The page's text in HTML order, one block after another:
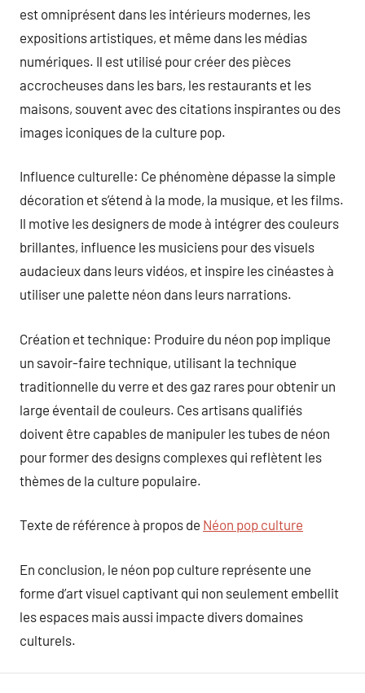
est omniprésent dans les intérieurs modernes, les
expositions artistiques, et même dans les médias
numériques. Il est utilisé pour créer des pièces
accrocheuses dans les bars, les restaurants et les
maisons, souvent avec des citations inspirantes ou des
images iconiques de la culture pop.
Influence culturelle: Ce phénomène dépasse la simple
décoration et s’étend à la mode, la musique, et les films.
Il motive les designers de mode à intégrer des couleurs
brillantes, influence les musiciens pour des visuels
audacieux dans leurs vidéos, et inspire les cinéastes à
utiliser une palette néon dans leurs narrations.
Création et technique: Produire du néon pop implique
un savoir-faire technique, utilisant la technique
traditionnelle du verre et des gaz rares pour obtenir un
large éventail de couleurs. Ces artisans qualifiés
doivent être capables de manipuler les tubes de néon
pour former des designs complexes qui reflètent les
thèmes de la culture populaire.
Texte de référence à propos de Néon pop culture
En conclusion, le néon pop culture représente une
forme d’art visuel captivant qui non seulement embellit
les espaces mais aussi impacte divers domaines
culturels.